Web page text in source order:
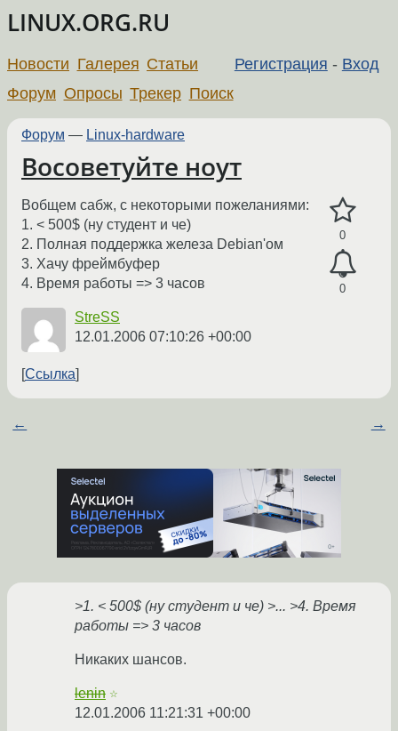
LINUX.ORG.RU
Регистрация - Вход
Новости Галерея Статьи
Форум Опросы Трекер Поиск
Форум — Linux-hardware
Восоветуйте ноут
0
0
Вобщем сабж, с некоторыми пожеланиями:
1. < 500$ (ну студент и че)
2. Полная поддержка железа Debian'ом
3. Хачу фреймбуфер
4. Время работы => 3 часов
StreSS
12.01.2006 07:10:26 +00:00
Ссылка
← →
>1. < 500$ (ну студент и че) >... >4. Время
работы => 3 часов
Никаких шансов.
lenin ☆
12.01.2006 11:21:31 +00:00